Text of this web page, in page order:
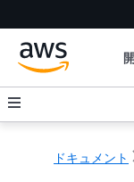
ドキュメント